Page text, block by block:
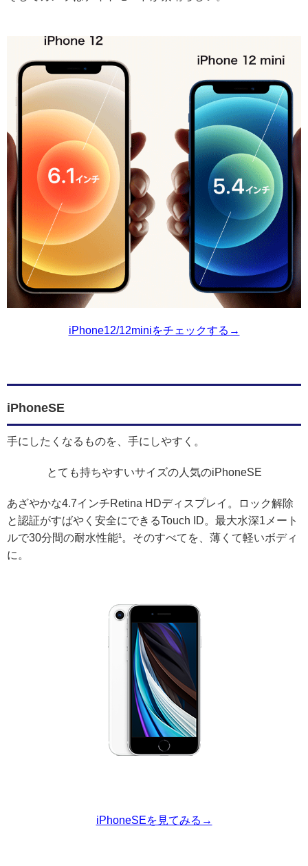
iPhone12/12miniをチェックする→
iPhoneSE
手にしたくなるものを、手にしやすく。
とても持ちやすいサイズの人気のiPhoneSE
あざやかな4.7インチRetina HDディスプレイ。ロック解除
と認証がすばやく安全にできるTouch ID。最大水深1メート
ルで30分間の耐水性能¹。そのすべてを、薄くて軽いボディ
に。
iPhoneSEを見てみる→